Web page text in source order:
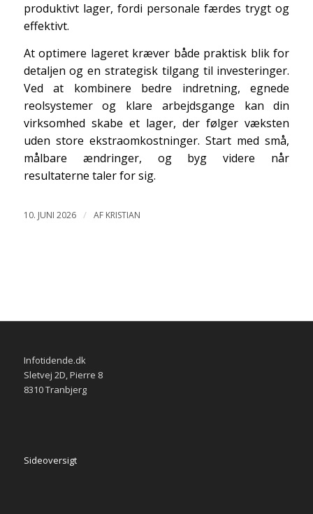
produktivt lager, fordi personale færdes trygt og
effektivt.
At optimere lageret kræver både praktisk blik for
detaljen og en strategisk tilgang til investeringer.
Ved at kombinere bedre indretning, egnede
reolsystemer og klare arbejdsgange kan din
virksomhed skabe et lager, der følger væksten
uden store ekstraomkostninger. Start med små,
målbare ændringer, og byg videre når
resultaterne taler for sig.
10. JUNI 2026 / AF KRISTIAN
Infotidende.dk
Sletvej 2D, Pierre 8
8310 Tranbjerg
Sideoversigt